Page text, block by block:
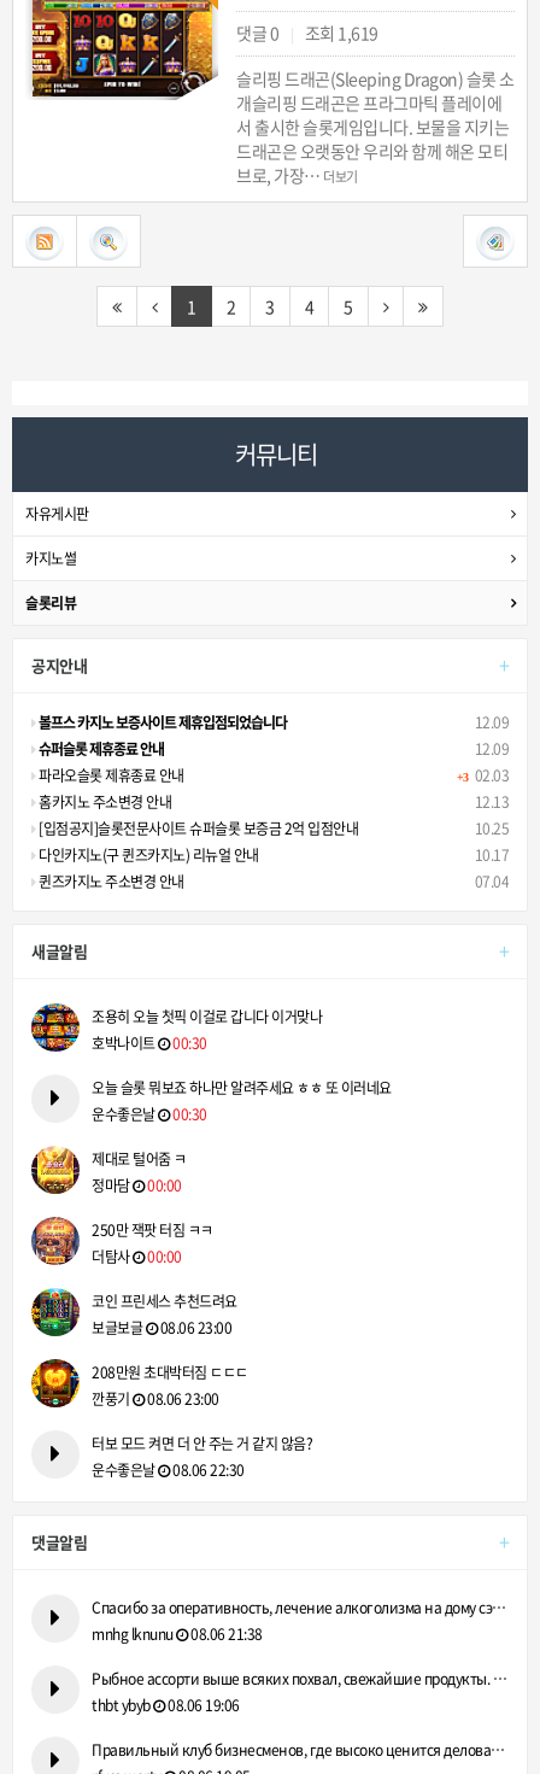
댓글 0
| 조회 1,619
슬리핑 드래곤(Sleeping Dragon) 슬롯 소
개슬리핑 드래곤은 프라그마틱 플레이에
서 출시한 슬롯게임입니다. 보물을 지키는
드래곤은 오랫동안 우리와 함께 해온 모티
브로, 가장… 더보기
1 2 3 4 5
커뮤니티
자유게시판
카지노썰
슬롯리뷰
+
공지안내
12.09
볼프스 카지노 보증사이트 제휴입점되었습니다
12.09
슈퍼슬롯 제휴종료 안내
+3 02.03
파라오슬롯 제휴종료 안내
12.13
홈카지노 주소변경 안내
10.25
[입점공지]슬롯전문사이트 슈퍼슬롯 보증금 2억 입점안내
10.17
다인카지노(구 퀸즈카지노) 리뉴얼 안내
07.04
퀸즈카지노 주소변경 안내
+
새글알림
조용히 오늘 첫픽 이걸로 갑니다 이거맞나
호박나이트
00:30
오늘 슬롯 뭐보죠 하나만 알려주세요 ㅎㅎ 또 이러네요
운수좋은날
00:30
제대로 털어줌 ㅋ
정마담
00:00
250만 잭팟 터짐 ㅋㅋ
더탐사
00:00
코인 프린세스 추천드려요
보글보글
08.06 23:00
208만원 초대박터짐 ㄷㄷㄷ
깐풍기
08.06 23:00
터보 모드 켜면 더 안 주는 거 같지 않음?
운수좋은날
08.06 22:30
+
댓글알림
Спасибо за оперативность, лечение алкоголизма на дому сэконо…
mnhg lknunu
08.06 21:38
Рыбное ассорти выше всяких похвал, свежайшие продукты. https…
thbt ybyb
08.06 19:06
Правильный клуб бизнесменов, где высоко ценится деловая репу…